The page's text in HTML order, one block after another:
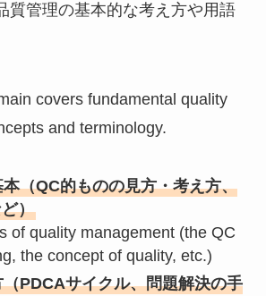
質管理の基本的な考え方や用語
covers fundamental quality
and terminology.
（QC的ものの見方・考え方、
）
of quality management (the QC
the concept of quality, etc.)
PDCAサイクル、問題解決の手